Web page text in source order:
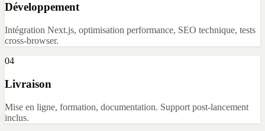
Développement
Intégration Next.js, optimisation performance, SEO technique, tests
cross-browser.
04
Livraison
Mise en ligne, formation, documentation. Support post-lancement
inclus.